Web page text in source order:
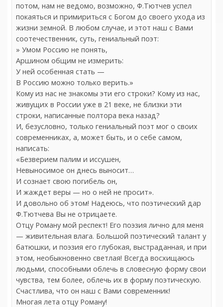
потом, нам не ведомо, возможно, Ф.Тютчев успел
покаяться и примириться с Богом до своего ухода из
жизни земной. В любом случае, и этот наш с Вами
соотечественник, суть, гениальный поэт:
» Умом Россию не понять,
Аршином общим не измерить:
У ней особенная стать —
В Россию можно только верить.»
Кому из нас не знакомы эти его строки? Кому из нас,
живущих в России уже в 21 веке, не близки эти
строки, написанные полтора века назад?
И, безусловно, только гениальный поэт мог о своих
современниках, а, может быть, и о себе самом,
написать:
«Безверием палим и иссушен,
Невыносимое он днесь выносит…
И сознает свою погибель он,
И жаждет веры — но о ней не просит».
И довольно об этом! Надеюсь, что поэтический дар
Ф.Тютчева Вы не отрицаете.
Отцу Роману мой респект! Его поэзия лично для меня
— живительная влага. Большой поэтический талант у
батюшки, и поэзия его глубокая, выстраданная, и при
этом, необыкновенно светлая! Всегда восхищаюсь
людьми, способными облечь в словесную форму свои
чувства, тем более, облечь их в форму поэтическую.
Счастлива, что он наш с Вами современник!
Многая лета отцу Роману!